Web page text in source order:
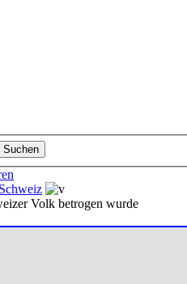
Schweiz
Volk betrogen wurde